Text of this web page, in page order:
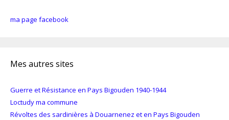
ma page facebook
Mes autres sites
Guerre et Résistance en Pays Bigouden 1940-1944
Loctudy ma commune
Révoltes des sardinières à Douarnenez et en Pays Bigouden